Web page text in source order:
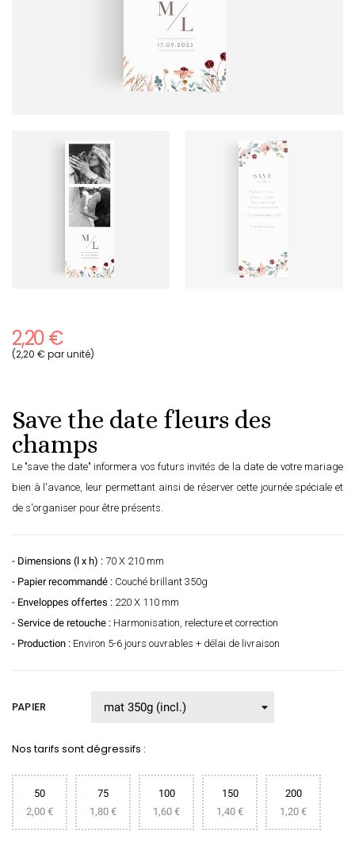
2,20 €
(2,20 € par unité)
Save the date fleurs des
champs
Le "save the date" informera vos futurs invités de la date de votre mariage
bien à l'avance, leur permettant ainsi de réserver cette journée spéciale et
de s'organiser pour être présents.
- Dimensions (l x h) : 70 X 210 mm
- Papier recommandé : Couché brillant 350g
- Enveloppes offertes : 220 X 110 mm
- Service de retouche : Harmonisation, relecture et correction
- Production : Environ 5-6 jours ouvrables + délai de livraison
PAPIER
Nos tarifs sont dégressifs :
50
2,00 €
75
1,80 €
100
1,60 €
150
1,40 €
200
1,20 €